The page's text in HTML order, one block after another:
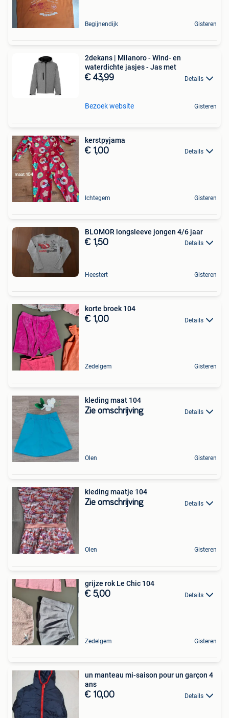
Begijnendijk Gisteren
2dekans | Milanoro - Wind- en
waterdichte jasjes - Jas met
€ 43,99 Details
Bezoek website Gisteren
kerstpyjama
€ 1,00 Details
Ichtegem Gisteren
BLOMOR longsleeve jongen 4/6 jaar
€ 1,50 Details
Heestert Gisteren
korte broek 104
€ 1,00 Details
Zedelgem Gisteren
kleding maat 104
Zie omschrijving Details
Olen Gisteren
kleding maatje 104
Zie omschrijving Details
Olen Gisteren
grijze rok Le Chic 104
€ 5,00 Details
Zedelgem Gisteren
un manteau mi-saison pour un garçon 4
ans
€ 10,00 Details